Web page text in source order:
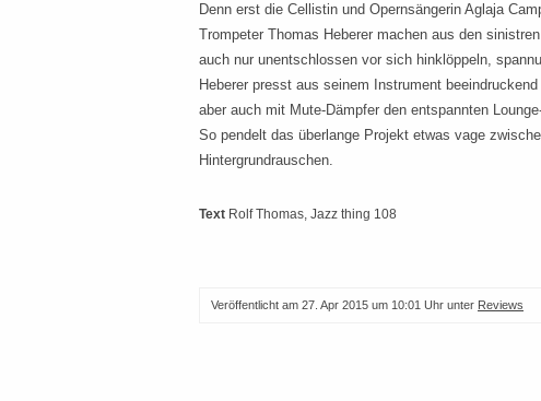
Denn erst die Cellistin und Opernsängerin Aglaja
Trompeter Thomas Heberer machen aus den
auch nur unentschlossen vor sich hinklöppeln,
Heberer presst aus seinem Instrument
aber auch mit Mute-Dämpfer den entspannten
So pendelt das überlange Projekt etwas vage
Hintergrundrauschen.
Text Rolf Thomas, Jazz thing 108
Veröffentlicht am 27. Apr 2015 um 10:01 Uhr unter Reviews